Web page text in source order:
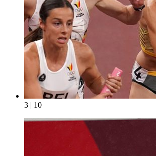
3 | 10